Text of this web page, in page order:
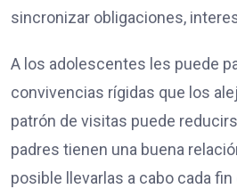
sincronizar obligaciones,
A los adolescentes les puede
convivencias rígidas que los
patrón de visitas puede
padres tienen una buena
posible llevarlas a cabo cada